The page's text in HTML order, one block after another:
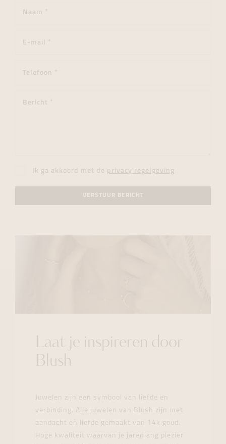
Ik ga akkoord met de privacy regelgeving
VERSTUUR BERICHT
Laat je inspireren door
Blush
Juwelen zijn een symbool van liefde en
verbinding. Alle juwelen van Blush zijn met
aandacht en liefde gemaakt van 14k goud.
Hoge kwaliteit waarvan je jarenlang plezier